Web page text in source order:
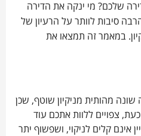
שלכם? מי ינקה את הדירה
סיבות לוותר על הרעיון של
במאמר זה תמצאו את
שונה מהותית מניקיון שוטף, שכן
צפויים ללוות אתכם עוד
אינם קלים לניקוי, ושפשוף יתר